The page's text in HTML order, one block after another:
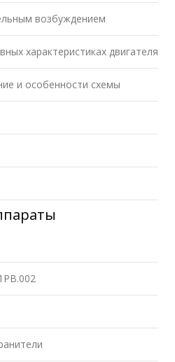
возбуждением
характеристиках двигателя
и особенности схемы